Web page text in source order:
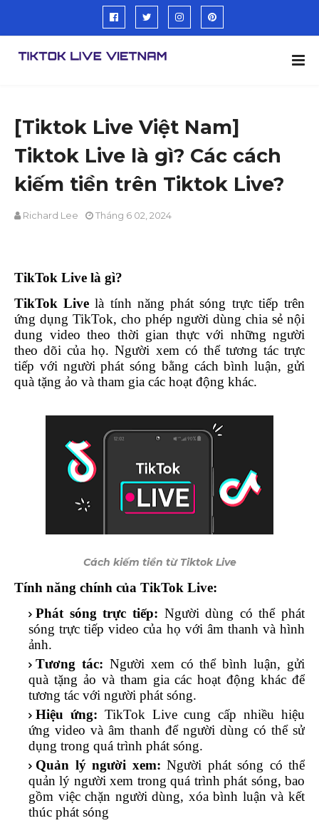
[Tiktok Live Việt Nam]
Tiktok Live là gì? Các cách
kiếm tiền trên Tiktok Live?
Richard Lee Tháng 6 02, 2024
TikTok Live là gì?
TikTok Live là tính năng phát sóng trực tiếp trên
ứng dụng TikTok, cho phép người dùng chia sẻ nội
dung video theo thời gian thực với những người
theo dõi của họ. Người xem có thể tương tác trực
tiếp với người phát sóng bằng cách bình luận, gửi
quà tặng ảo và tham gia các hoạt động khác.
Cách kiếm tiền từ Tiktok Live
Tính năng chính của TikTok Live:
Phát sóng trực tiếp: Người dùng có thể phát
sóng trực tiếp video của họ với âm thanh và hình
ảnh.
Tương tác: Người xem có thể bình luận, gửi
quà tặng ảo và tham gia các hoạt động khác để
tương tác với người phát sóng.
Hiệu ứng: TikTok Live cung cấp nhiều hiệu
ứng video và âm thanh để người dùng có thể sử
dụng trong quá trình phát sóng.
Quản lý người xem: Người phát sóng có thể
quản lý người xem trong quá trình phát sóng, bao
gồm việc chặn người dùng, xóa bình luận và kết
thúc phát sóng